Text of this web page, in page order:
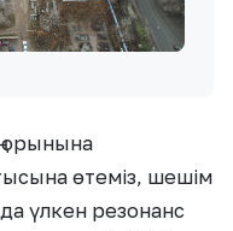
орынына
өтеміз, шешім
үлкен резонанс